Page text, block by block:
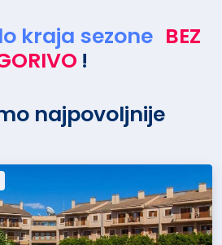
kraja sezone BEZ
!
najpovoljnije